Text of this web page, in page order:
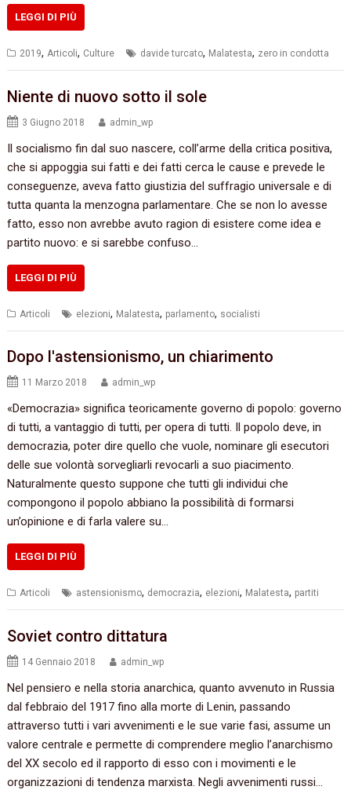
LEGGI DI PIÙ
2019,Articoli, Culture davide turcato, Malatesta, zero in condotta
Niente di nuovo sotto il sole
3 Giugno 2018 admin_wp
Il socialismo fin dal suo nascere, coll’arme della critica positiva,
che si appoggia sui fatti e dei fatti cerca le cause e prevede le
conseguenze, aveva fatto giustizia del suffragio universale e di
tutta quanta la menzogna parlamentare. Che se non lo avesse
fatto, esso non avrebbe avuto ragion di esistere come idea e
partito nuovo: e si sarebbe confuso…
LEGGI DI PIÙ
Articoli elezioni, Malatesta, parlamento, socialisti
Dopo l'astensionismo, un chiarimento
11 Marzo 2018 admin_wp
«Democrazia» significa teoricamente governo di popolo: governo
di tutti, a vantaggio di tutti, per opera di tutti. Il popolo deve, in
democrazia, poter dire quello che vuole, nominare gli esecutori
delle sue volontà sorvegliarli revocarli a suo piacimento.
Naturalmente questo suppone che tutti gli individui che
compongono il popolo abbiano la possibilità di formarsi
un’opinione e di farla valere su…
LEGGI DI PIÙ
Articoli astensionismo, democrazia, elezioni, Malatesta, partiti
Soviet contro dittatura
14 Gennaio 2018 admin_wp
Nel pensiero e nella storia anarchica, quanto avvenuto in Russia
dal febbraio del 1917 fino alla morte di Lenin, passando
attraverso tutti i vari avvenimenti e le sue varie fasi, assume un
valore centrale e permette di comprendere meglio l’anarchismo
del XX secolo ed il rapporto di esso con i movimenti e le
organizzazioni di tendenza marxista. Negli avvenimenti russi…